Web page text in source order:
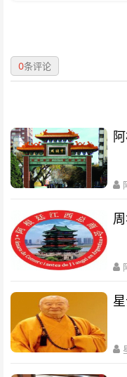
0条评论